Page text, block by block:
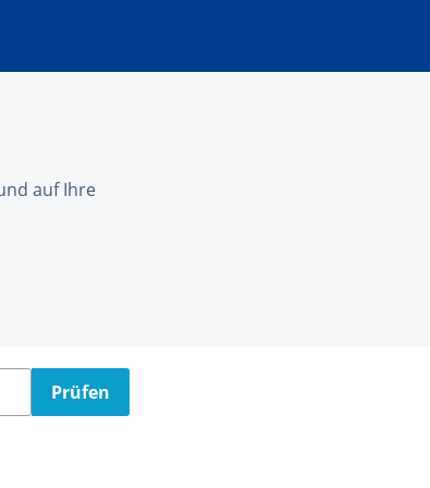
auf Ihre
Prüfen